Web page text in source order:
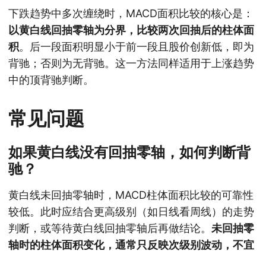
下跌趋势中多次缠绕时，MACD面积比较的核心是：
以黄白线回抽零轴为分界，比较两次回抽后的柱体面
积。后一段面积明显小于前一段且股价创新低，即为
背驰；否则为无背驰。这一方法同样适用于上涨趋势
中的顶背驰判断。
常见问题
如果黄白线没有回抽零轴，如何判断背
驰？
黄白线未回抽零轴时，MACD柱体面积比较的可靠性
较低。此时应结合更高级别（如日线看周线）的走势
判断，或等待黄白线回抽零轴后再做结论。 未回抽零
轴时的柱体面积变化，通常只反映次级别波动，不宜